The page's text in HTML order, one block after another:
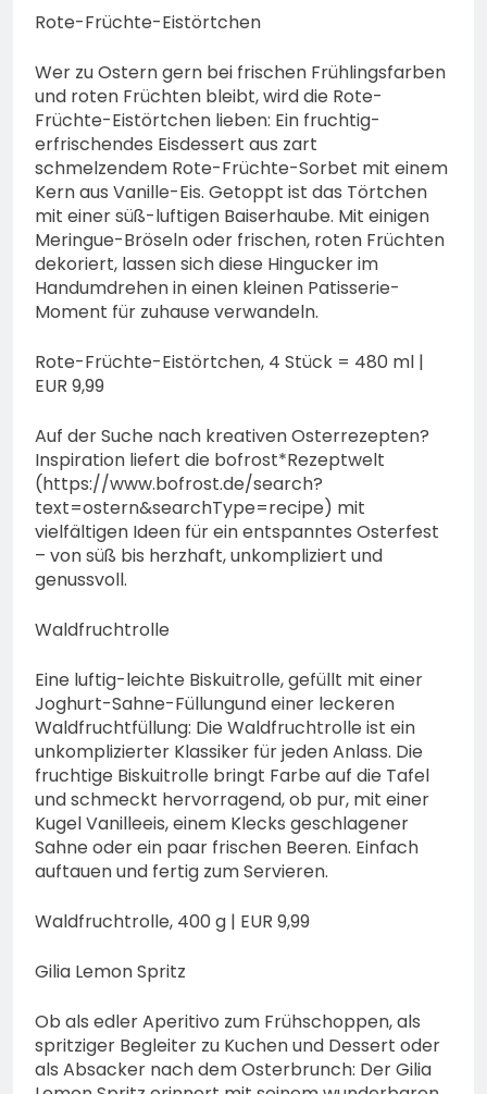
Rote-Früchte-Eistörtchen
Wer zu Ostern gern bei frischen Frühlingsfarben
und roten Früchten bleibt, wird die Rote-
Früchte-Eistörtchen lieben: Ein fruchtig-
erfrischendes Eisdessert aus zart
schmelzendem Rote-Früchte-Sorbet mit einem
Kern aus Vanille-Eis. Getoppt ist das Törtchen
mit einer süß-luftigen Baiserhaube. Mit einigen
Meringue-Bröseln oder frischen, roten Früchten
dekoriert, lassen sich diese Hingucker im
Handumdrehen in einen kleinen Patisserie-
Moment für zuhause verwandeln.
Rote-Früchte-Eistörtchen, 4 Stück = 480 ml |
EUR 9,99
Auf der Suche nach kreativen Osterrezepten?
Inspiration liefert die bofrost*Rezeptwelt
(https://www.bofrost.de/search?
text=ostern&searchType=recipe) mit
vielfältigen Ideen für ein entspanntes Osterfest
– von süß bis herzhaft, unkompliziert und
genussvoll.
Waldfruchtrolle
Eine luftig-leichte Biskuitrolle, gefüllt mit einer
Joghurt-Sahne-Füllungund einer leckeren
Waldfruchtfüllung: Die Waldfruchtrolle ist ein
unkomplizierter Klassiker für jeden Anlass. Die
fruchtige Biskuitrolle bringt Farbe auf die Tafel
und schmeckt hervorragend, ob pur, mit einer
Kugel Vanilleeis, einem Klecks geschlagener
Sahne oder ein paar frischen Beeren. Einfach
auftauen und fertig zum Servieren.
Waldfruchtrolle, 400 g | EUR 9,99
Gilia Lemon Spritz
Ob als edler Aperitivo zum Frühschoppen, als
spritziger Begleiter zu Kuchen und Dessert oder
als Absacker nach dem Osterbrunch: Der Gilia